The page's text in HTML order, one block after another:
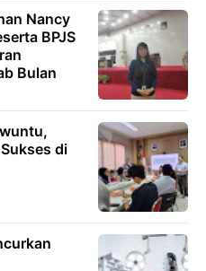
Nancy
BPJS
Bulan
di